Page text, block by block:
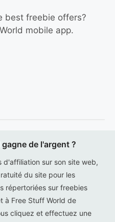
best freebie offers?
mobile app.
de l'argent ?
d'affiliation sur son site web,
du site pour les
répertoriées sur freebies
à Free Stuff World de
cliquez et effectuez une